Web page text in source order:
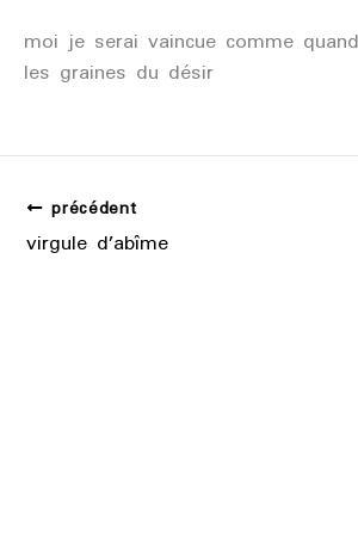
moi je serai vaincue comme
les graines du désir
précédent
virgule d’abîme